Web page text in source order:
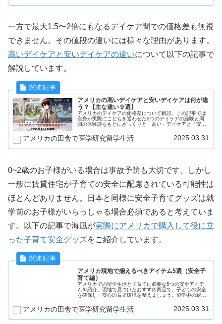
一方で最大1.5〜2倍にもなるデイケア間での価格差も無視
できません。その値段の違いには様々な理由があります。
高いデイケアと安いデイケアの違いについて以下の記事で
解説しています。
アメリカの高いデイケアと安いデイケアは何が違
う？【主な違い９選】
アメリカのデイケアの価格差について解説。この記事では
自身が実際にこどもを通わせた2つのデイケアの経験と周
囲の体験談をもとにざっくりと「高い」デイケアと「安
ケアはその分費用をかけているので全体の質が高い」とな
ります。
アメリカの田舎で医学研究留学生活 2025.03.31
0~2歳のお子様がいる場合は事故予防も大切です。しかし
一般に賃貸住宅が子育ての安全に配慮されている可能性は
ほとんどありません。日本と同様に安全子育てグッズは就
学前のお子様がいらっしゃる場合必須であると考えていま
す。以下の記事で海凪が実際にアメリカで購入して役に立
った子育て安全グッズをご紹介しています。
アメリカ現地で揃えるべきアイテム5選（安全子
育て編）
アメリカでの留学生活と子育てに必要な5つの安全アイテ
ムを紹介。現地で見つけたおすすめ商品で、子どもの安全
を確保し、安心の育児環境を整えましょう。留学中の親御
アメリカの田舎で医学研究留学生活 2025.03.31